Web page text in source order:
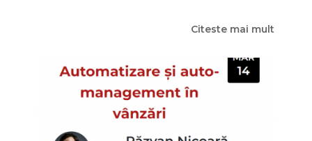
Citeste mai mult